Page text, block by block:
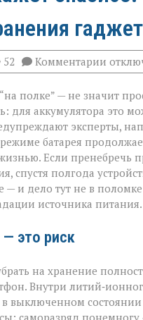
52 Комментарии к
записи
скажет
полке” — не значит
для аккумулятора это
эксперты,
батарея
Если пренебречь
спустя полгода
— и дело тут не в
источника питания.
это риск
на хранение
Внутри
в выключенном